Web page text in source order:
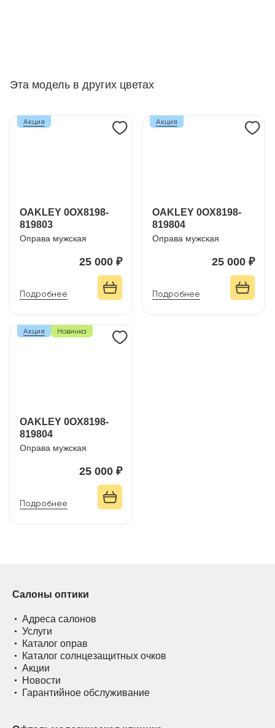
Эта модель в других цветах
OAKLEY 0OX8198-
819803
Оправа мужская
25 000 ₽
Подробнее
Акция
OAKLEY 0OX8198-
819804
Оправа мужская
25 000 ₽
Подробнее
Акция
OAKLEY 0OX8198-
819804
Оправа мужская
25 000 ₽
Подробнее
Акция Новинка
Салоны оптики
Адреса салонов
Услуги
Каталог оправ
Каталог солнцезащитных очков
Акции
Новости
Гарантийное обслуживание